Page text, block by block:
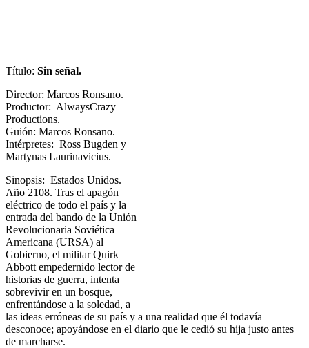
Título: Sin señal.
Director: Marcos Ronsano.
Productor: AlwaysCrazy
Productions.
Guión: Marcos Ronsano.
Intérpretes: Ross Bugden y
Martynas Laurinavicius.
Sinopsis: Estados Unidos.
Año 2108. Tras el apagón
eléctrico de todo el país y la
entrada del bando de la Unión
Revolucionaria Soviética
Americana (URSA) al
Gobierno, el militar Quirk
Abbott empedernido lector de
historias de guerra, intenta
sobrevivir en un bosque,
enfrentándose a la soledad, a
las ideas erróneas de su país y a una realidad que él todavía
desconoce; apoyándose en el diario que le cedió su hija justo antes
de marcharse.